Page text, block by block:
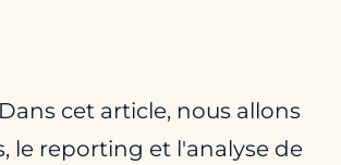
cet article, nous allons
le reporting et l'analyse de